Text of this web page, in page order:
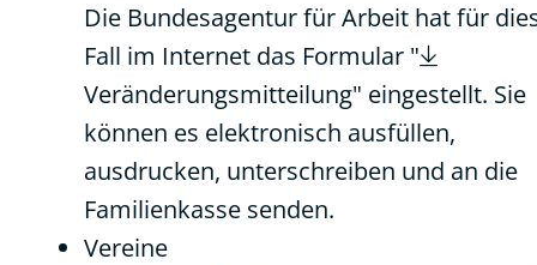
Die Bundesagentur für Arbeit hat für
Fall im Internet das Formular "
Veränderungsmitteilung" eingestellt. Sie
können es elektronisch ausfüllen,
ausdrucken, unterschreiben und an die
Familienkasse senden.
Vereine